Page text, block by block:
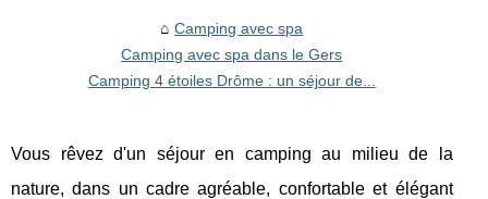
Camping avec spa
Camping avec spa dans le Gers
Camping 4 étoiles Drôme : un séjour de...
Vous rêvez d'un séjour en camping au milieu de la
nature, dans un cadre agréable, confortable et élégant